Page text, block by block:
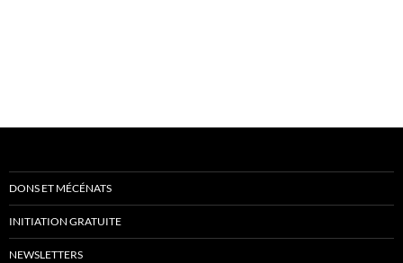
DONS ET MÉCÉNATS
INITIATION GRATUITE
NEWSLETTERS